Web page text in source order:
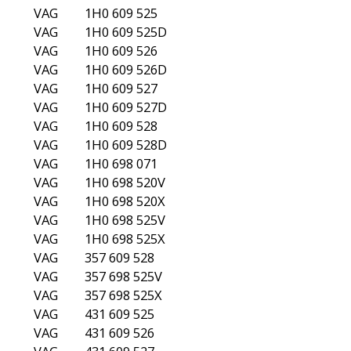
SKODA 6U0.698.525A
SKODA 6U0698525
SKODA 6U0698525AV
SKODA 6U0698525AX
SKODA 6Y0.698.525
SKODA 6Y0609525A
SKODA 6Y0609526A
SKODA 6Y0609527A
SKODA 6Y0609528A
SKODA 6Y0698001
VW
1H0609525
VW
1H0609525D
VW
1H0609526